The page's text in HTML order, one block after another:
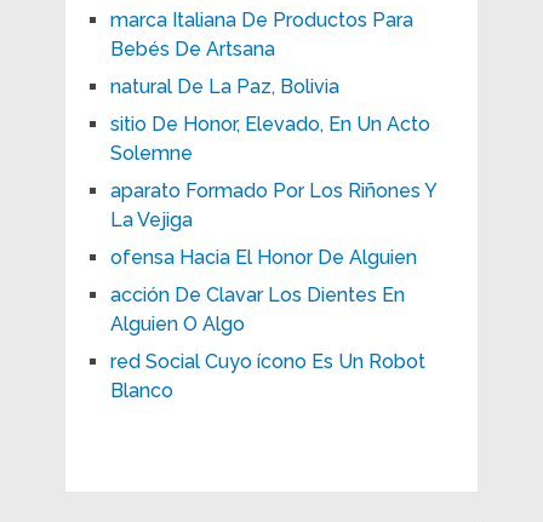
marca Italiana De Productos Para
Bebés De Artsana
natural De La Paz, Bolivia
sitio De Honor, Elevado, En Un Acto
Solemne
aparato Formado Por Los Riñones Y
La Vejiga
ofensa Hacia El Honor De Alguien
acción De Clavar Los Dientes En
Alguien O Algo
red Social Cuyo ícono Es Un Robot
Blanco